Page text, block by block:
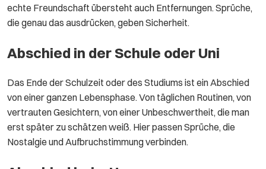
echte Freundschaft übersteht auch Entfernungen. Sprüche,
die genau das ausdrücken, geben Sicherheit.
Abschied in der Schule oder Uni
Das Ende der Schulzeit oder des Studiums ist ein Abschied
von einer ganzen Lebensphase. Von täglichen Routinen, von
vertrauten Gesichtern, von einer Unbeschwertheit, die man
erst später zu schätzen weiß. Hier passen Sprüche, die
Nostalgie und Aufbruchstimmung verbinden.